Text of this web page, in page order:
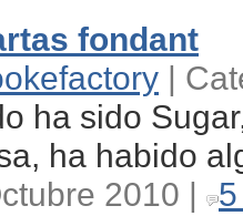
fondant
|
ha sido
ha habido
2010 |